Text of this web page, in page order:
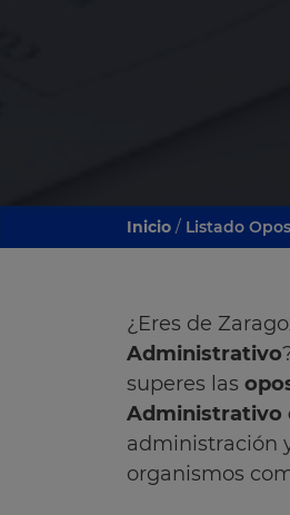
Inicio / Listado
¿Eres de
Administrativo
superes las
Administrativo
administración
organismos